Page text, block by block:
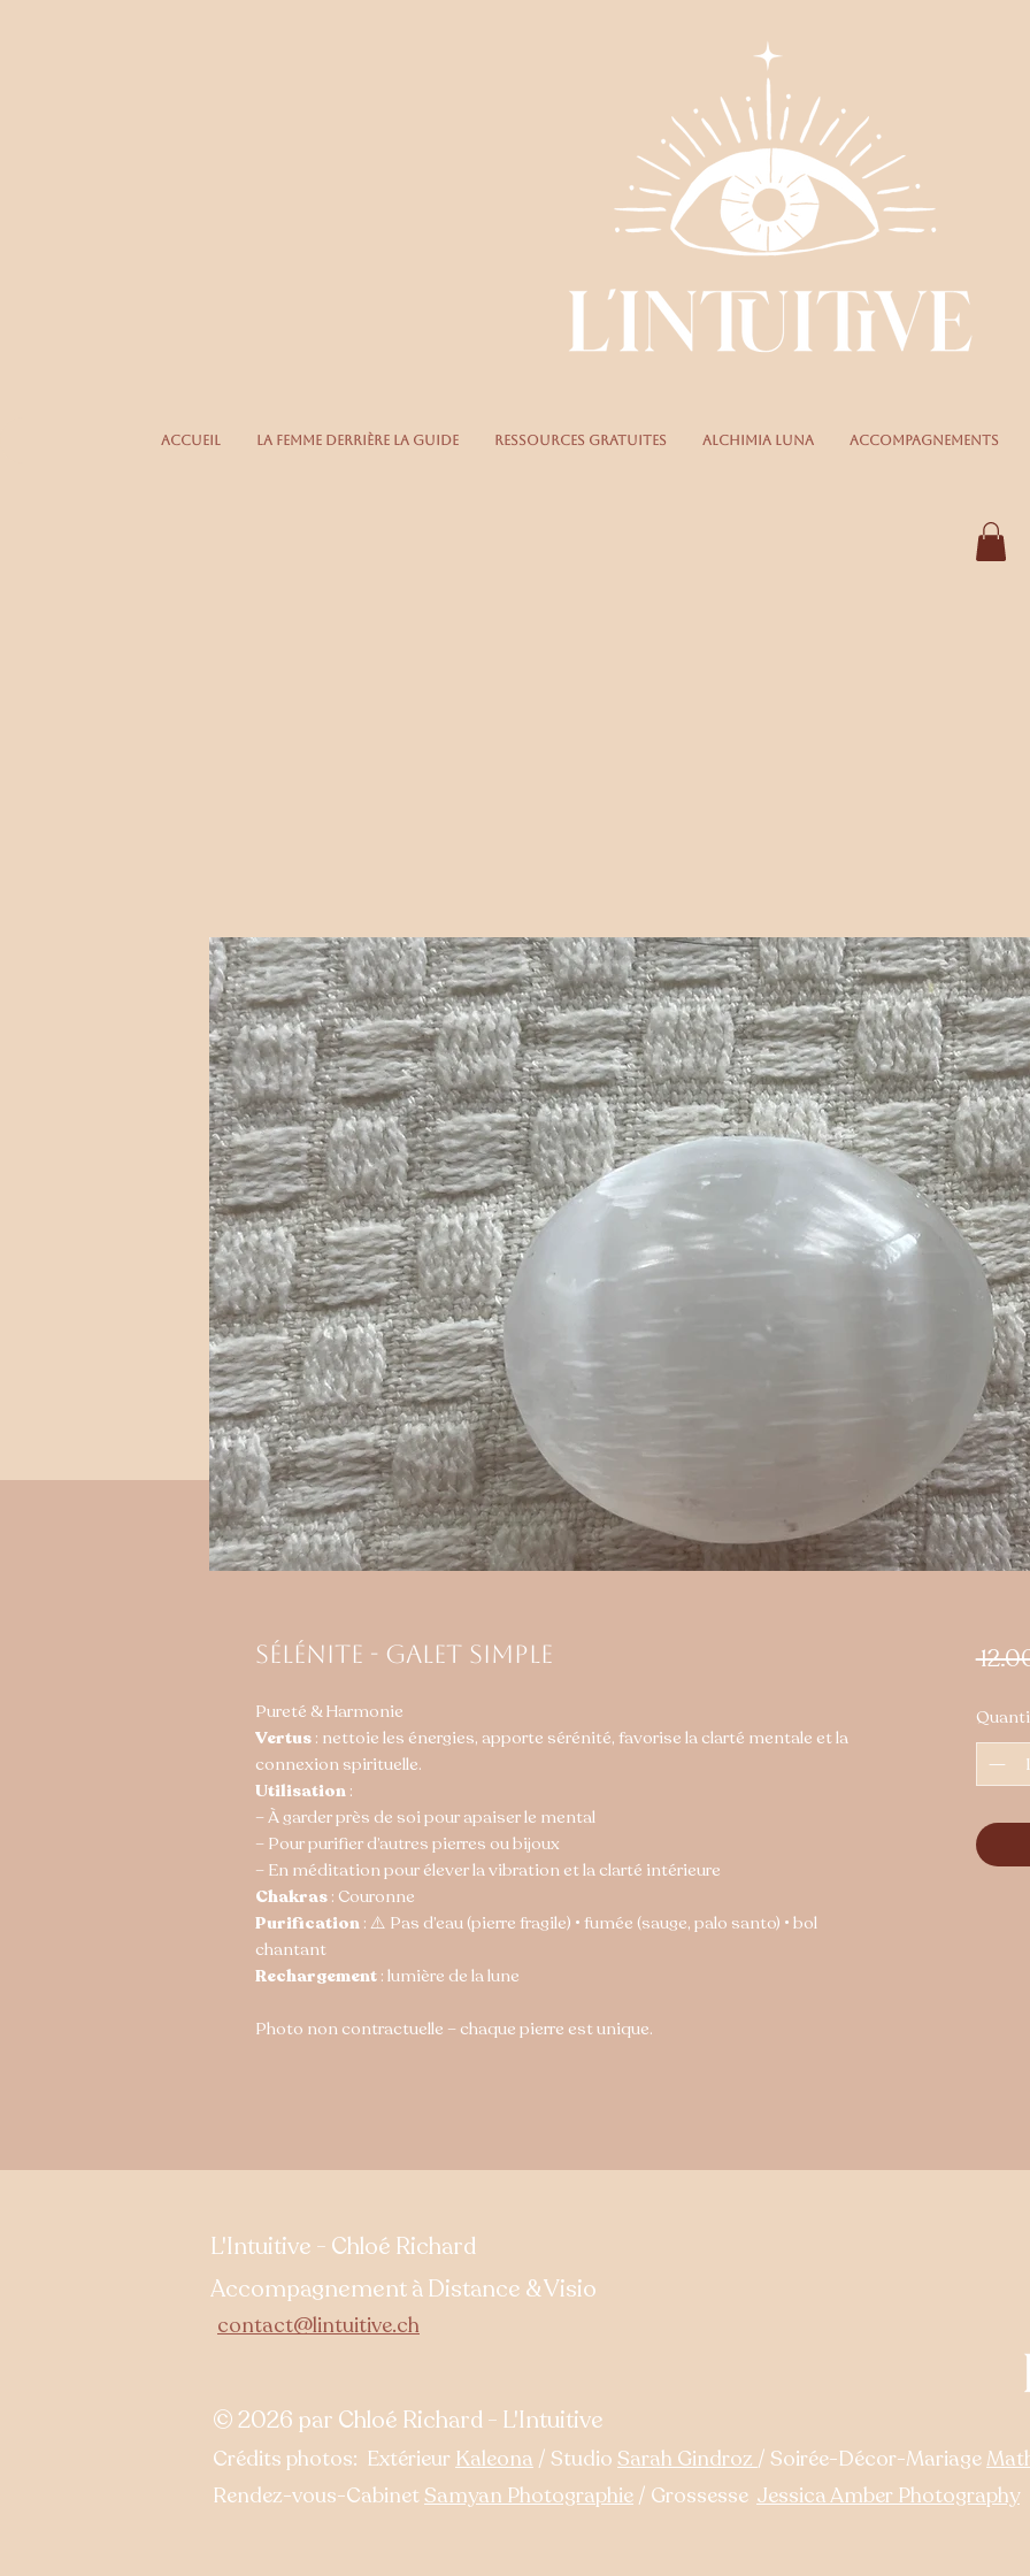
Accueil La femme derrière la guide Ressources gratuites Alchimia Luna Accompagnements
Sélénite - Galet simple
Pureté & Harmonie
Vertus : nettoie les énergies, apporte sérénité, favorise la clarté mentale et la
connexion spirituelle.
Utilisation :
– À garder près de soi pour apaiser le mental
– Pour purifier d’autres pierres ou bijoux
– En méditation pour élever la vibration et la clarté intérieure
Chakras : Couronne
Purification : ⚠️ Pas d’eau (pierre fragile) • fumée (sauge, palo santo) • bol
chantant
Rechargement : lumière de la lune
Photo non contractuelle – chaque pierre est unique.
L'Intuitive - Chloé Richard
Accompagnement à Distance & Visio
contact@lintuitive.ch
© 2026 par Chloé Richard - L'Intuitive
Crédits photos: Extérieur Kaleona / Studio Sarah Gindroz / Soirée-Décor-Mariage
Rendez-vous-Cabinet Samyan Photographie / Grossesse Jessica Amber Photography